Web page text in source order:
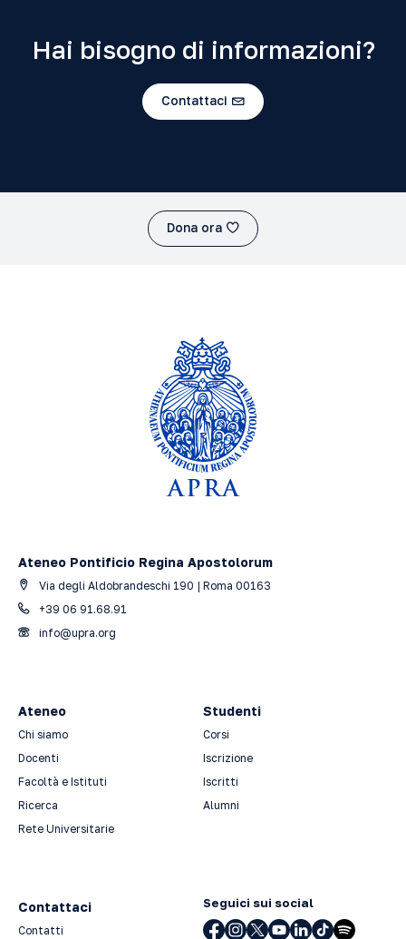
Hai bisogno di informazioni?
Contattaci
Dona ora
Ateneo Pontificio Regina Apostolorum
Via degli Aldobrandeschi 190 | Roma 00163
+39 06 91.68.91
info@upra.org
Ateneo
Chi siamo
Docenti
Facoltà e Istituti
Ricerca
Rete Universitarie
Studenti
Corsi
Iscrizione
Iscritti
Alumni
Contattaci
Contatti
Seguici sui social